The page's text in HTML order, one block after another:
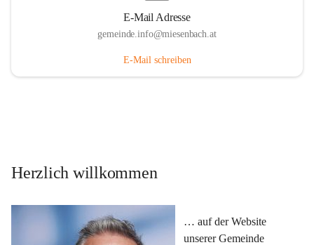
E-Mail Adresse
gemeinde.info@miesenbach.at
E-Mail schreiben
Herzlich willkommen
… auf der Website
unserer Gemeinde